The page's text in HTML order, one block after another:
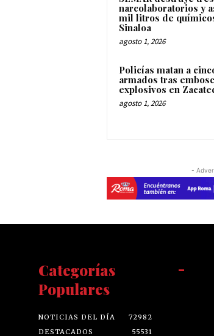
narcolaboratorios y
mil litros de
Sinaloa
agosto 1, 2026
Policías matan a
armados tras
explosivos en
agosto 1, 2026
-
Categorías
Populares
NOTICIAS DEL DÍA
72982
DESTACADOS
55531
-